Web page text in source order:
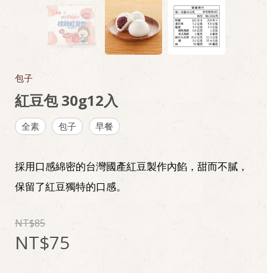
包子
紅豆包 30g12入
全素 包子 早餐
採用口感綿密的台灣國產紅豆製作內餡，甜而不膩，
保留了紅豆獨特的口感。
85
75